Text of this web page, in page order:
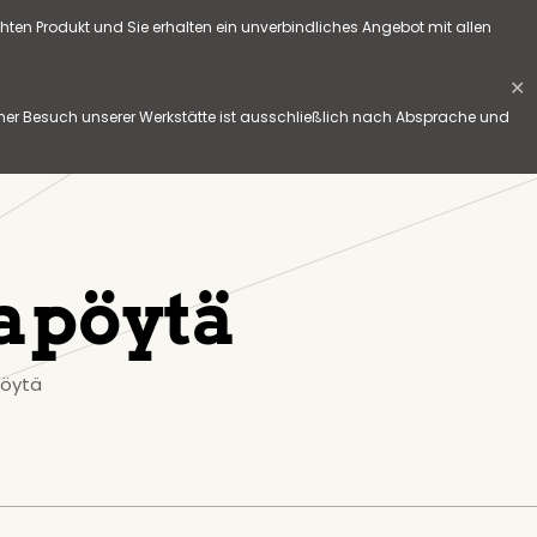
Produkt und Sie erhalten ein unverbindliches Angebot mit allen
Besuch unserer Werkstätte ist ausschließlich nach Absprache und
✕